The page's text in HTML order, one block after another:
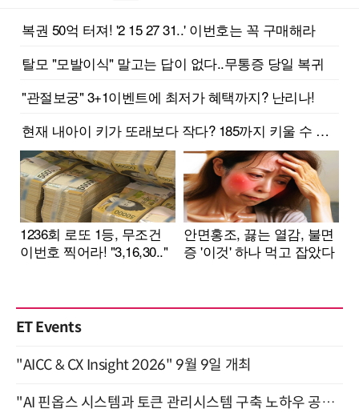
ET Events
"AICC & CX Insight 2026" 9월 9일 개최
"AI 핀옵스 시스템과 토큰 관리시스템 구축 노하우 공개" 잠실 한국광고문화회관 2층 대회의실 (8/21)